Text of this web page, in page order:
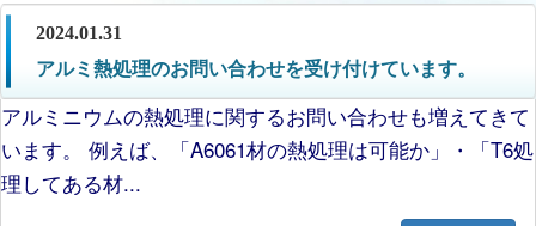
2024.01.31
アルミ熱処理のお問い合わせを受け付けています。
アルミニウムの熱処理に関するお問い合わせも増えてきて
います。 例えば、「A6061材の熱処理は可能か」・「T6処
理してある材...